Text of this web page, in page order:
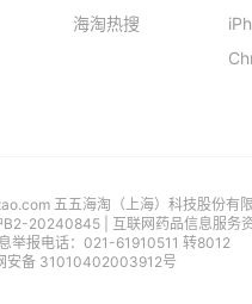
海淘热搜
五五海淘（上海）科技股份有
B2-20240845
互联网药品信息服务
举报电话：021-61910511 转8012
安备 31010402003912号